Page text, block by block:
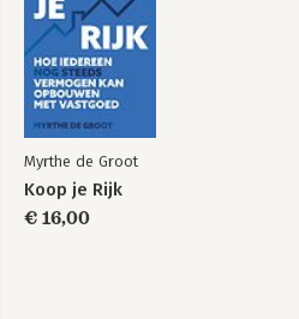
Myrthe de Groot
Koop je Rijk
€ 16,00